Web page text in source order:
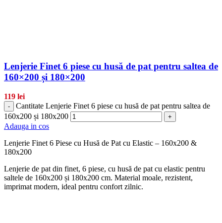
Lenjerie Finet 6 piese cu husă de pat pentru saltea de
160×200 și 180×200
119 lei
-
Cantitate Lenjerie Finet 6 piese cu husă de pat pentru saltea de
160x200 și 180x200
+
Adauga in cos
Lenjerie Finet 6 Piese cu Husă de Pat cu Elastic – 160x200 &
180x200
Lenjerie de pat din finet, 6 piese, cu husă de pat cu elastic pentru
saltele de 160x200 și 180x200 cm. Material moale, rezistent,
imprimat modern, ideal pentru confort zilnic.